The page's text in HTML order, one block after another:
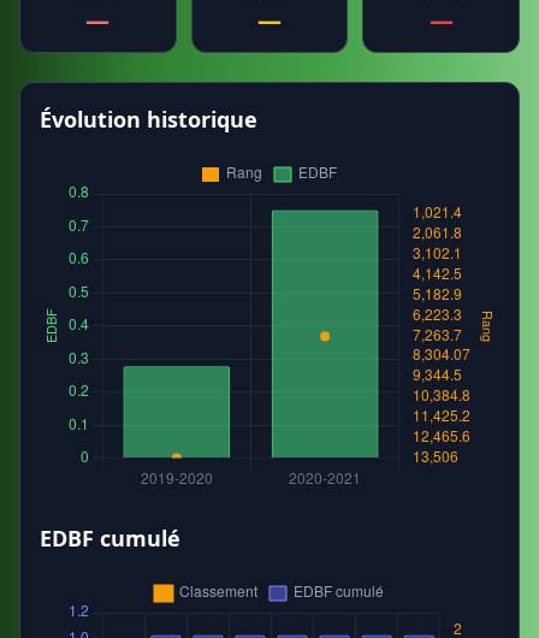
— — —
Évolution historique
EDBF cumulé